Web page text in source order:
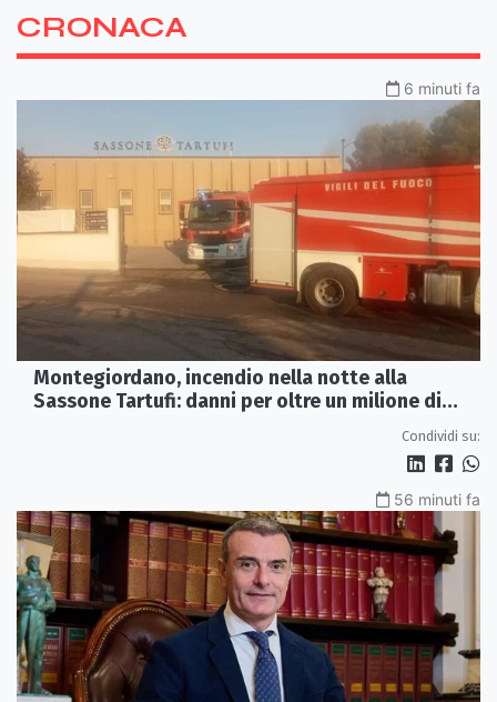
CRONACA
6 minuti fa
Montegiordano, incendio nella notte alla
Sassone Tartufi: danni per oltre un milione di
Condividi su:
56 minuti fa